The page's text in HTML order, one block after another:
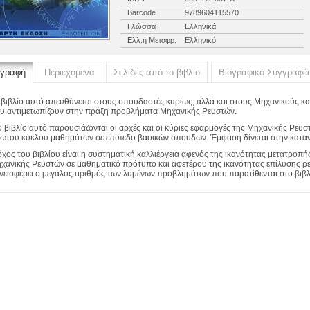
Barcode
9789604115570
Γλώσσα
Ελληνικά
Ελλ.ή Μεταφρ.
Ελληνικό
Περιεχόμενα Σελίδες από το βιβλίο Βιογραφικό
αυτό απευθύνεται στους σπουδαστές κυρίως, αλλά και στους Μηχανικούς
αντιμετωπίζουν στην πράξη προβλήματα Μηχανικής Ρευστών.
βιβλίο αυτό παρουσιάζονται οι αρχές και οι κύριες εφαρμογές της Μηχανικής
κύκλου μαθημάτων σε επίπεδο βασικών σπουδών. Έμφαση δίνεται στην
του βιβλίου είναι η συστηματική καλλιέργεια αφενός της ικανότητας
Ρευστών σε μαθηματικό πρότυπο και αφετέρου της ικανότητας επίλυσης
ο μεγάλος αριθμός των λυμένων προβλημάτων που παρατίθενται στο